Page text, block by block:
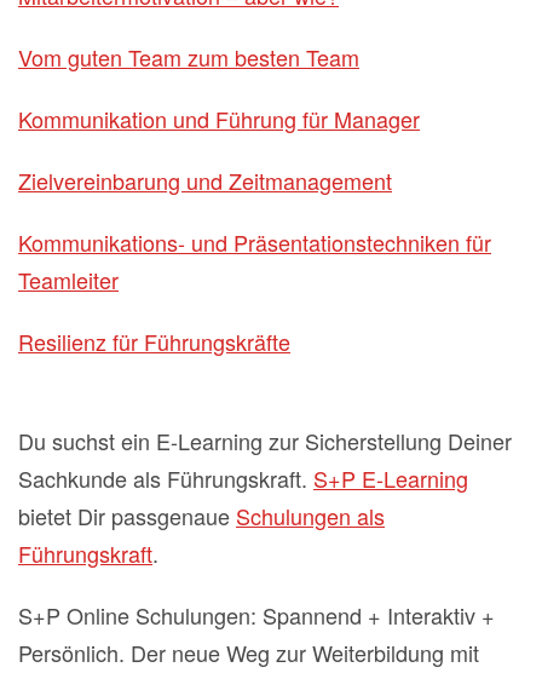
Vom guten Team zum besten Team
Kommunikation und Führung für Manager
Zielvereinbarung und Zeitmanagement
Kommunikations- und Präsentationstechniken für
Teamleiter
Resilienz für Führungskräfte
Du suchst ein E-Learning zur Sicherstellung Deiner
Sachkunde als Führungskraft. S+P E-Learning
bietet Dir passgenaue Schulungen als
Führungskraft.
S+P Online Schulungen: Spannend + Interaktiv +
Persönlich. Der neue Weg zur Weiterbildung mit